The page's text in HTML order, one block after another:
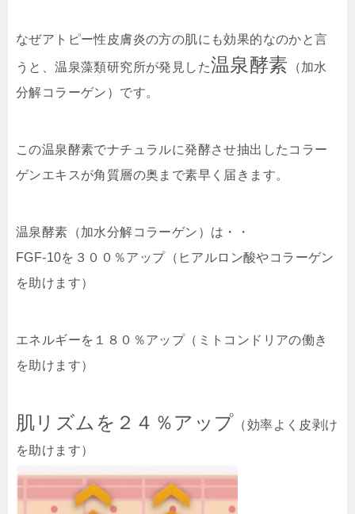
なぜアトピー性皮膚炎の方の肌にも効果的なのかと言
うと、温泉藻類研究所が発見した温泉酵素 （加水
分解コラーゲン）です。
この温泉酵素でナチュラルに発酵させ抽出したコラー
ゲンエキスが角質層の奥まで素早く届きます。
温泉酵素（加水分解コラーゲン）は・・
FGF-10を３００％アップ（ヒアルロン酸やコラーゲン
を助けます）
エネルギーを１８０％アップ（ミトコンドリアの働き
を助けます）
肌リズムを２４％アップ （効率よく皮剥け
を助けます）